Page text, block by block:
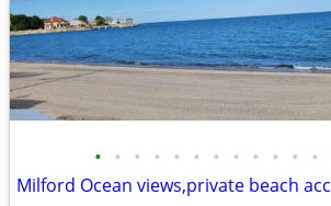
• • • • • • • • • • • •